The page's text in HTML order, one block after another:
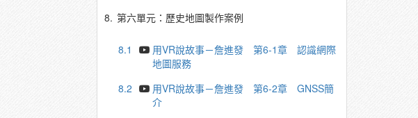
8. 第六單元：歷史地圖製作案例
8.1
用VR說故事－詹進發 第6-1章 認識網際
地圖服務
8.2
用VR說故事－詹進發 第6-2章 GNSS簡
介